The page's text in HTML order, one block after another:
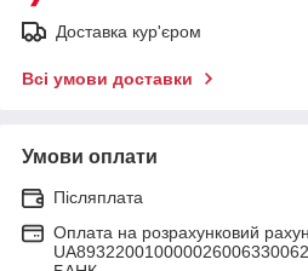
Доставка кур'єром
Всі умови доставки
Умови оплати
Післяплата
Оплата на розрахунковий